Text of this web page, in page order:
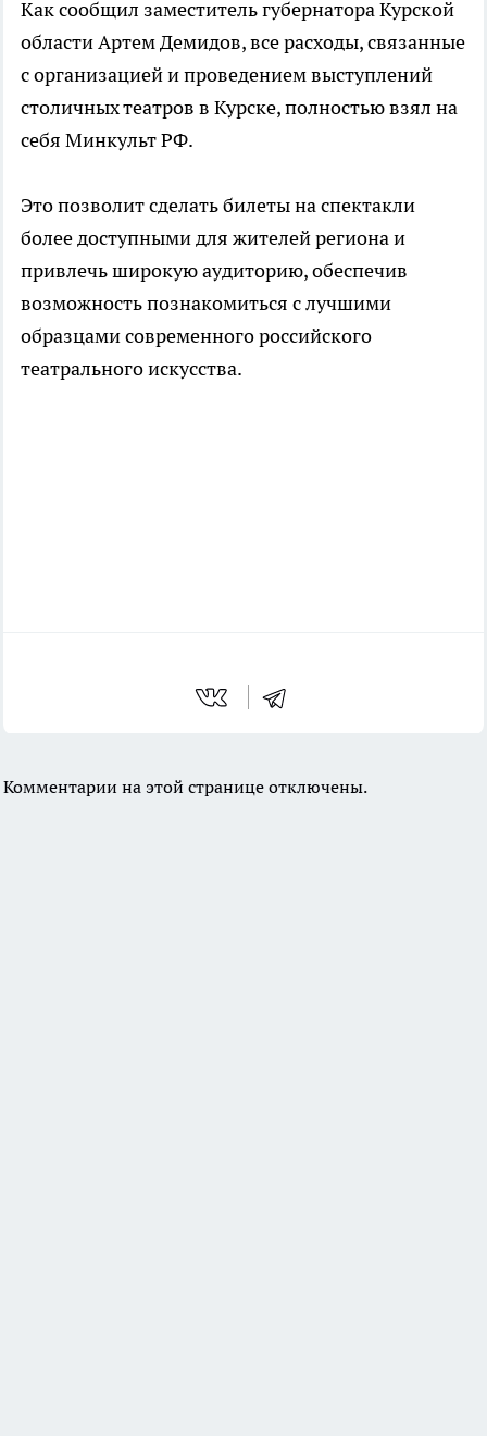
Как сообщил заместитель губернатора Курской
области Артем Демидов, все расходы, связанные
с организацией и проведением выступлений
столичных театров в Курске, полностью взял на
себя Минкульт РФ.
Это позволит сделать билеты на спектакли
более доступными для жителей региона и
привлечь широкую аудиторию, обеспечив
возможность познакомиться с лучшими
образцами современного российского
театрального искусства.
Комментарии на этой странице отключены.